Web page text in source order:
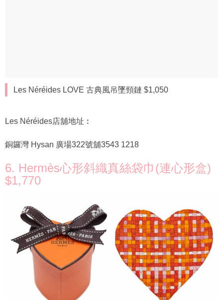
Les Néréides LOVE 古典風吊墜頸鏈 $1,050
Les Néréides店舖地址︰
銅鑼灣 Hysan 廣場322號舖3543 1218
6. Hermès心形斜織真絲袋巾(連心形盒)
$1,770